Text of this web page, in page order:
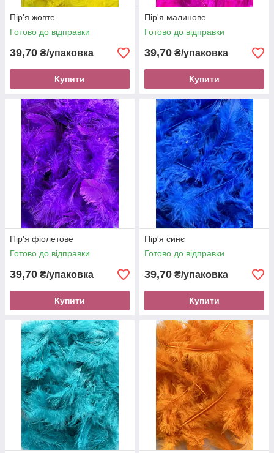
Пір'я жовте
Готово до відправки
39,70 ₴/упаковка
Купити
Пір'я малинове
Готово до відправки
39,70 ₴/упаковка
Купити
Пір'я фіолетове
Готово до відправки
39,70 ₴/упаковка
Купити
Пір'я синє
Готово до відправки
39,70 ₴/упаковка
Купити